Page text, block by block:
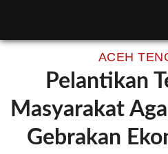
ACEH
Pelantikan
Masyarakat
Gebrakan